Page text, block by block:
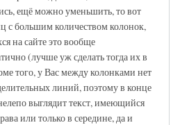
ещё можно уменьшить, то вот
с большим количеством колонок,
на сайте это вообще
(лучше уж сделать тогда их в
того, у Вас между колонками нет
линий, поэтому в конце
выглядит текст, имеющийся
или только в середине, да и